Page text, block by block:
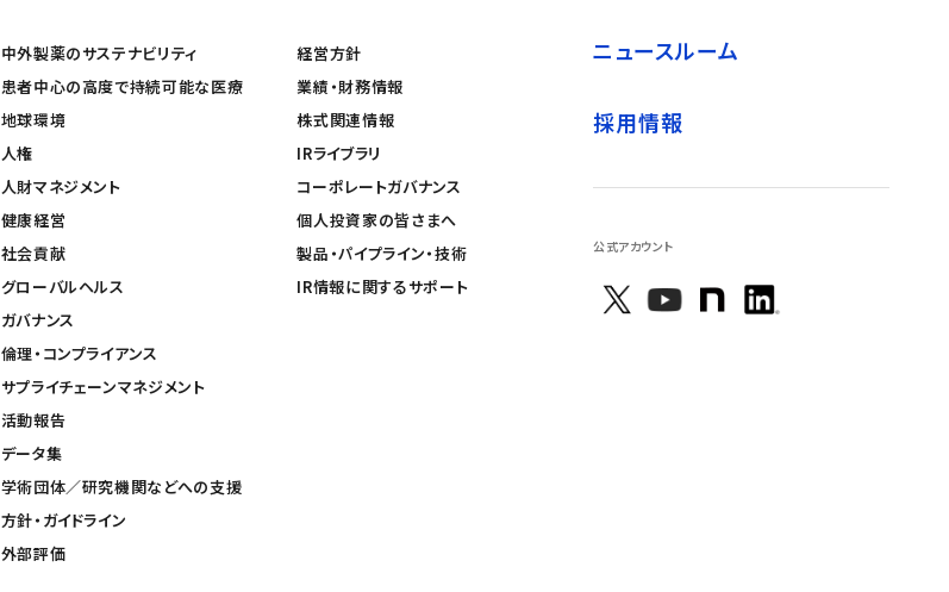
中外製薬のサステナビリティ
患者中心の高度で持続可能な医療
地球環境
人権
人財マネジメント
健康経営
社会貢献
グローバルヘルス
ガバナンス
倫理・コンプライアンス
サプライチェーンマネジメント
活動報告
データ集
学術団体／研究機関などへの支援
方針・ガイドライン
外部評価
経営方針
業績・財務情報
株式関連情報
IRライブラリ
コーポレートガバナンス
個人投資家の皆さまへ
製品・パイプライン・技術
IR情報に関するサポート
ニュースルーム
採用情報
公式アカウント